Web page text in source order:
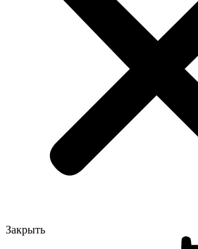
Закрыть